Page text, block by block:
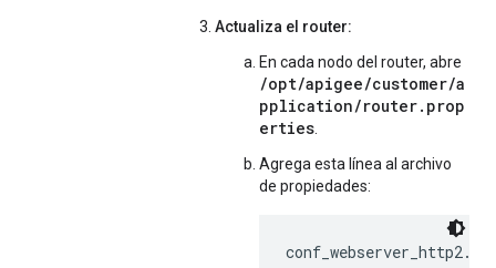
Actualiza el router:
En cada nodo del router, abre
/opt/apigee/customer/a
pplication/router.prop
erties
Agrega esta línea al archivo
de propiedades: